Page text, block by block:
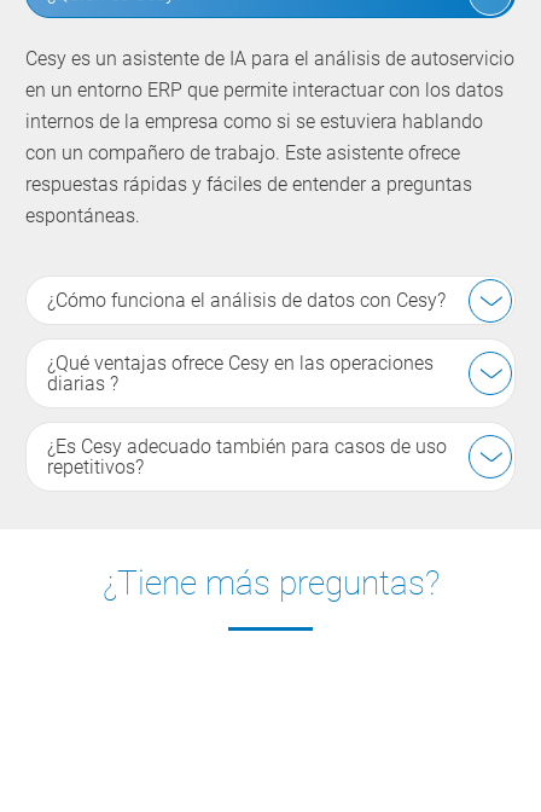
Cesy es un asistente de IA para el análisis de autoservicio
en un entorno ERP que permite interactuar con los datos
internos de la empresa como si se estuviera hablando
con un compañero de trabajo. Este asistente ofrece
respuestas rápidas y fáciles de entender a preguntas
espontáneas.
¿Cómo funciona el análisis de datos con Cesy?
¿Qué ventajas ofrece Cesy en las operaciones
diarias ?
¿Es Cesy adecuado también para casos de uso
repetitivos?
¿Tiene más preguntas?